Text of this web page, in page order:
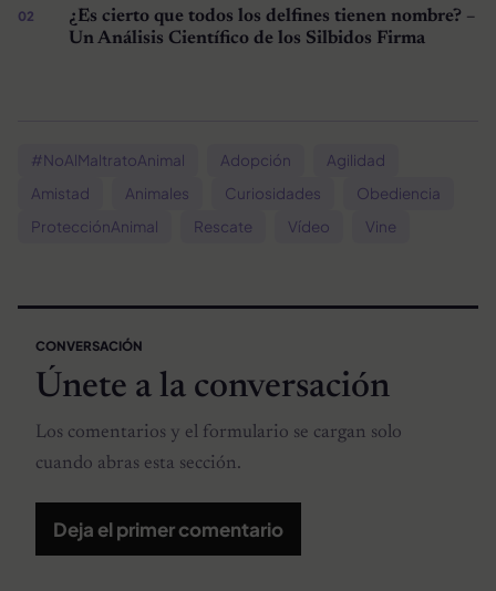
¿Es cierto que todos los delfines tienen nombre? –
Un Análisis Científico de los Silbidos Firma
#NoAlMaltratoAnimal Adopción
Agilidad
Amistad
Animales Curiosidades
Obediencia
ProtecciónAnimal
Rescate Vídeo Vine
CONVERSACIÓN
Únete a la conversación
Los comentarios y el formulario se cargan solo
cuando abras esta sección.
Deja el primer comentario